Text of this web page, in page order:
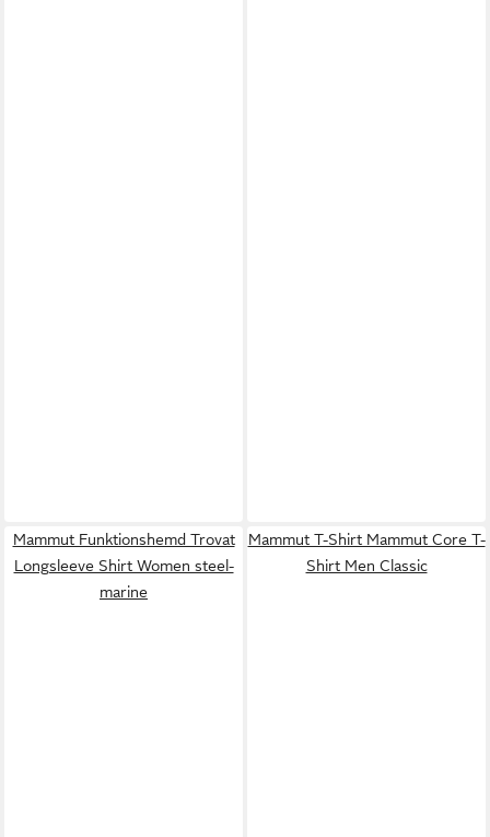
Mammut Funktionshemd Trovat
Longsleeve Shirt Women steel-
marine
Mammut T-Shirt Mammut Core T-
Shirt Men Classic